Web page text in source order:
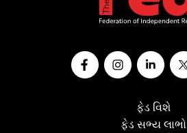
ફેડ વિશે
ફેડ સભ્ય લાભો